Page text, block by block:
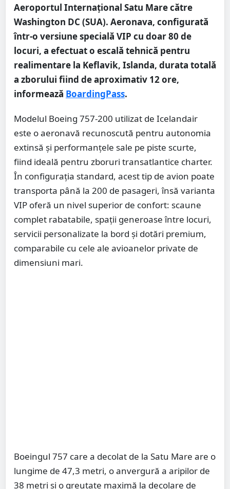
Aeroportul Internațional Satu Mare către
Washington DC (SUA). Aeronava, configurată
într-o versiune specială VIP cu doar 80 de
locuri, a efectuat o escală tehnică pentru
realimentare la Keflavik, Islanda, durata totală
a zborului fiind de aproximativ 12 ore,
informează BoardingPass.
Modelul Boeing 757-200 utilizat de Icelandair
este o aeronavă recunoscută pentru autonomia
extinsă și performanțele sale pe piste scurte,
fiind ideală pentru zboruri transatlantice charter.
În configurația standard, acest tip de avion poate
transporta până la 200 de pasageri, însă varianta
VIP oferă un nivel superior de confort: scaune
complet rabatabile, spații generoase între locuri,
servicii personalizate la bord și dotări premium,
comparabile cu cele ale avioanelor private de
dimensiuni mari.
Boeingul 757 care a decolat de la Satu Mare are o
lungime de 47,3 metri, o anvergură a aripilor de
38 metri și o greutate maximă la decolare de